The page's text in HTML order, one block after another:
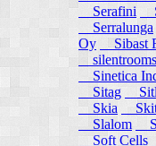
Serafini
Serralunga
Oy
Sibast
silentrooms
Sinetica
Sitag
Skia
Slalom
Soft Cells